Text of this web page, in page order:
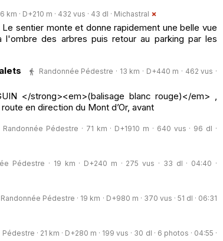
· D+210 m · 432 vus · 43 dl · Michastral
sentier monte et donne rapidement une belle vue
des arbres puis retour au parking par les
Randonnée Pédestre · 13 km · D+440 m · 462 vus ·
</strong><em>(balisage blanc rouge)</em> ,
en direction du Mont d’Or, avant
Randonnée Pédestre · 71 km · D+1910 m · 640 vus · 96 dl ·
Pédestre · 19 km · D+240 m · 275 vus · 33 dl · 04:40 ·
Randonnée Pédestre · 19 km · D+980 m · 370 vus · 51 dl · 06:31
· 21 km · D+280 m · 199 vus · 30 dl · 6 photos · 04:55 ·